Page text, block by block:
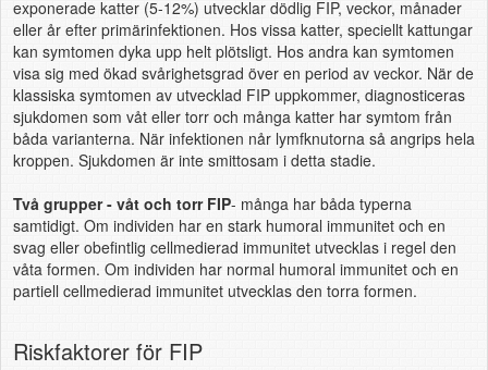
exponerade katter (5-12%) utvecklar dödlig FIP, veckor, månader
eller år efter primärinfektionen. Hos vissa katter, speciellt kattungar
kan symtomen dyka upp helt plötsligt. Hos andra kan symtomen
visa sig med ökad svårighetsgrad över en period av veckor. När de
klassiska symtomen av utvecklad FIP uppkommer, diagnosticeras
sjukdomen som våt eller torr och många katter har symtom från
båda varianterna. När infektionen når lymfknutorna så angrips hela
kroppen. Sjukdomen är inte smittosam i detta stadie.
Två grupper - våt och torr FIP- många har båda typerna
samtidigt. Om individen har en stark humoral immunitet och en
svag eller obefintlig cellmedierad immunitet utvecklas i regel den
våta formen. Om individen har normal humoral immunitet och en
partiell cellmedierad immunitet utvecklas den torra formen.
Riskfaktorer för FIP